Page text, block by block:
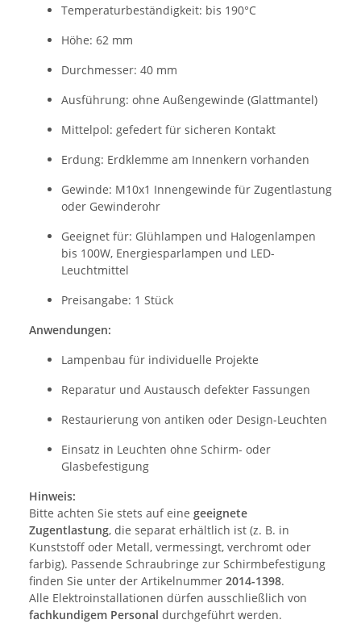
Temperaturbeständigkeit: bis 190°C
Höhe: 62 mm
Durchmesser: 40 mm
Ausführung: ohne Außengewinde (Glattmantel)
Mittelpol: gefedert für sicheren Kontakt
Erdung: Erdklemme am Innenkern vorhanden
Gewinde: M10x1 Innengewinde für Zugentlastung
oder Gewinderohr
Geeignet für: Glühlampen und Halogenlampen
bis 100W, Energiesparlampen und LED-
Leuchtmittel
Preisangabe: 1 Stück
Anwendungen:
Lampenbau für individuelle Projekte
Reparatur und Austausch defekter Fassungen
Restaurierung von antiken oder Design-Leuchten
Einsatz in Leuchten ohne Schirm- oder
Glasbefestigung
Hinweis:
Bitte achten Sie stets auf eine geeignete
Zugentlastung, die separat erhältlich ist (z. B. in
Kunststoff oder Metall, vermessingt, verchromt oder
farbig). Passende Schraubringe zur Schirmbefestigung
finden Sie unter der Artikelnummer 2014-1398.
Alle Elektroinstallationen dürfen ausschließlich von
fachkundigem Personal durchgeführt werden.